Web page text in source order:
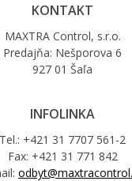
KONTAKT
MAXTRA Control, s.r.o.
Predajňa: Nešporova 6
927 01 Šaľa
INFOLINKA
Tel.: +421 31 7707 561-2
Fax: +421 31 771 842